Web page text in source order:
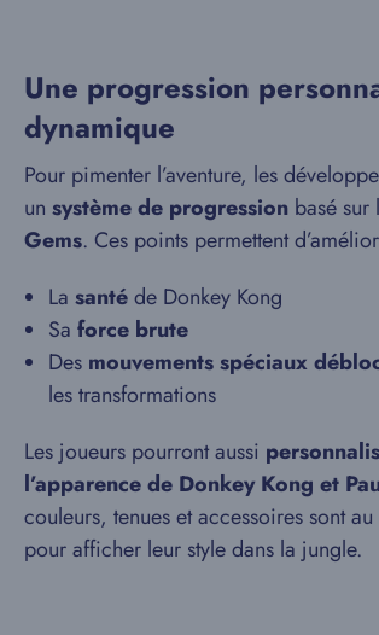
Une progression
dynamique
Pour pimenter l’aventure, les
un système de progression basé sur
Gems. Ces points permettent
La santéde Donkey Kong
Sa force brute
Des mouvements spéciaux
les transformations
Les joueurs pourront aussi
l’apparence de Donkey Kong et
couleurs, tenues et accessoires sont
pour afficher leur style dans la jungle.